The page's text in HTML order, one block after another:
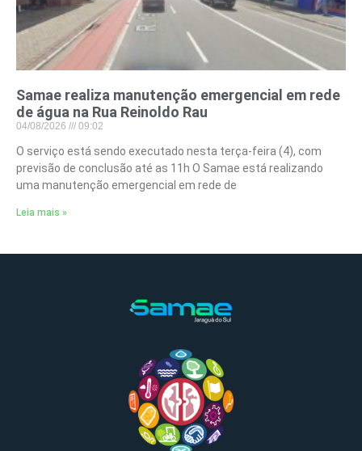
Samae realiza manutenção emergencial em rede
de água na Rua Reinoldo Rau
04/08/2026 09:02
O serviço está sendo executado nesta terça-feira (4), com
previsão de conclusão até as 11h O Samae está realizando
uma manutenção emergencial em rede de
Leia mais »